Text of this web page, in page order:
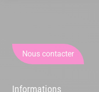
Nous contacter
Informations